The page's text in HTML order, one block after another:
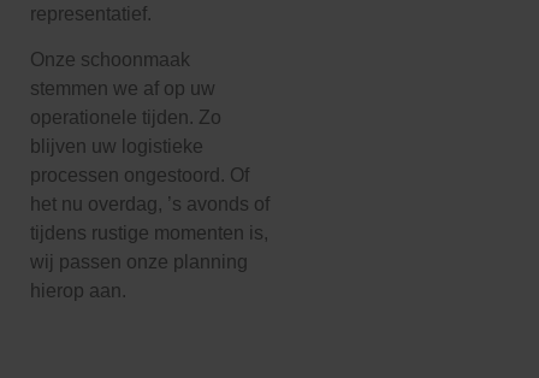
representatief.
Onze schoonmaak
stemmen we af op uw
operationele tijden. Zo
blijven uw logistieke
processen ongestoord. Of
het nu overdag, ’s avonds of
tijdens rustige momenten is,
wij passen onze planning
hierop aan.